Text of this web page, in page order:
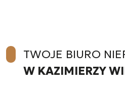
TWOJE BIURO
W KAZIMIERZY